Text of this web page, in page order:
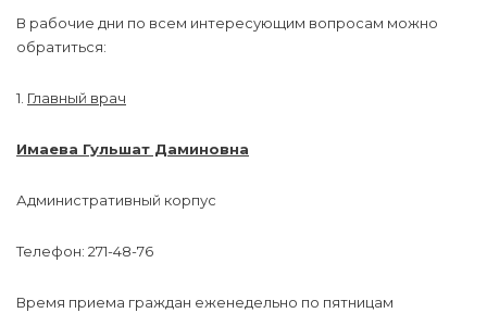
В рабочие дни по всем интересующим вопросам можно
обратиться:
1. Главный врач
Имаева Гульшат Даминовна
Административный корпус
Телефон: 271-48-76
Время приема граждан еженедельно по пятницам